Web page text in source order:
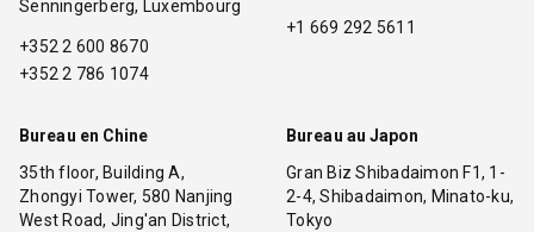
Senningerberg, Luxembourg
+352 2 600 8670
+352 2 786 1074
+1 669 292 5611
Bureau en Chine
35th floor, Building A,
Zhongyi Tower, 580 Nanjing
West Road, Jing'an District,
Bureau au Japon
Gran Biz Shibadaimon F1, 1-
2-4, Shibadaimon, Minato-ku,
Tokyo